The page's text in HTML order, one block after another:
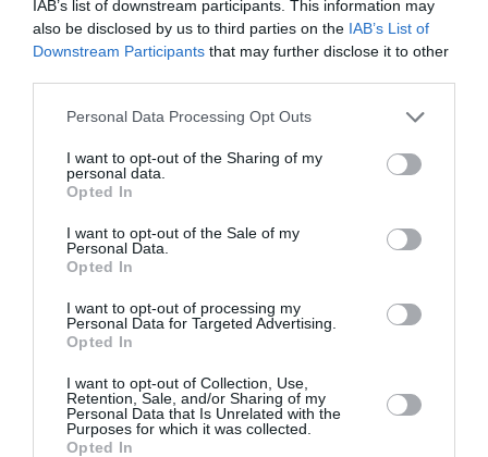
IAB’s list of downstream participants. This information may
also be disclosed by us to third parties on the IAB’s List of
Downstream Participants that may further disclose it to other
Personal Data Processing Opt Outs
I want to opt-out of the Sharing of my
personal data.
Opted In
I want to opt-out of the Sale of my
Personal Data.
Opted In
I want to opt-out of processing my
Personal Data for Targeted Advertising.
Opted In
I want to opt-out of Collection, Use,
Retention, Sale, and/or Sharing of my
Personal Data that Is Unrelated with the
Purposes for which it was collected.
Opted In
Ma la legge lo ha tutelato, perché vive in Italia
familiari”, in quanto coniugato e con due figli
Non si tratta di un fatto scontato “perché –
spiega il legale dell’immigrato, Stefano Azzari –
nonostante le modifiche al decreto legislativo 25
luglio 1998, n. 286, siano entrate in vigore già da
tengano conto. E se così fosse successo anche
in questo caso, avremmo dovuto fare ricorso alla